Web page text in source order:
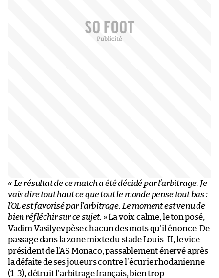
« Le résultat de ce match a été décidé par l’arbitrage. Je
vais dire tout haut ce que tout le monde pense tout bas :
l’OL est favorisé par l’arbitrage. Le moment est venu de
bien réfléchir sur ce sujet. » La voix calme, le ton posé,
Vadim Vasilyev pèse chacun des mots qu’il énonce. De
passage dans la zone mixte du stade Louis-II, le vice-
président de l’AS Monaco, passablement énervé après
la défaite de ses joueurs contre l’écurie rhodanienne
(1-3), détruit l’arbitrage français, bien trop